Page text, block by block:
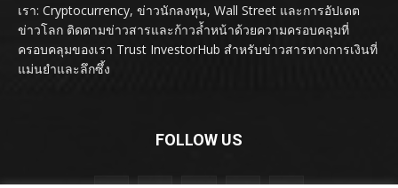
เรา: Cryptocurrency, ข่าวนักลงทุน, Wall Street และการอัปเดต
ข่าวโลก ติดตามข่าวสารและก้าวล้ำหน้าด้วยความครอบคลุมที่
ครอบคลุมของเรา Trust InvestorHub สำหรับข่าวสารทางการเงินที่
แม่นยำและลึกซึ้ง
FOLLOW US